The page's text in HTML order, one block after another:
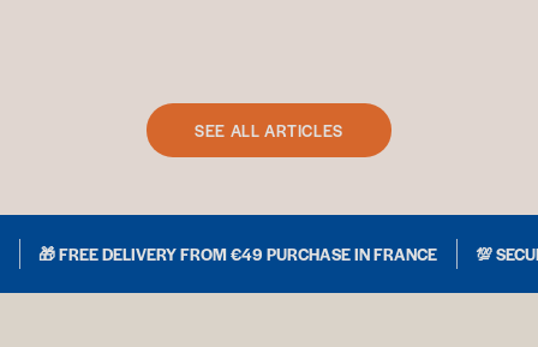
SEE ALL ARTICLES
🎁 FREE DELIVERY FROM €49 PURCHASE IN FRANCE 💯